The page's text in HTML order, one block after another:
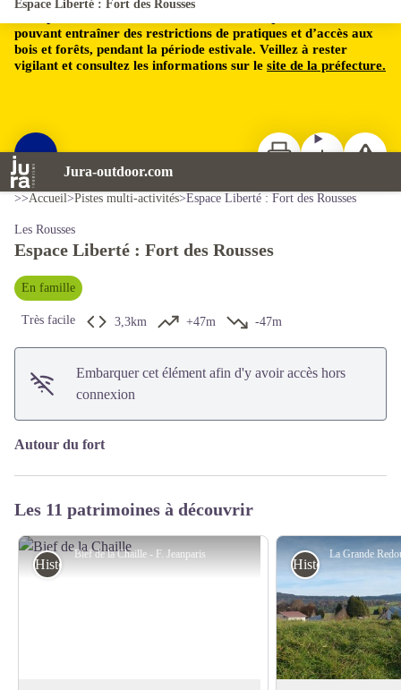
pouvant entraîner des restrictions de pratiques et d’accès aux
bois et forêts, pendant la période estivale. Veillez à rester
vigilant et consultez les informations sur le site de la préfecture.
Jura-outdoor.com
Espace Liberté : Fort des Rousses
ImprimerTéléchargerSignaler
>>Accueil>Pistes multi-activités>Espace Liberté : Fort des Rousses
Les Rousses
Espace Liberté : Fort des Rousses
En famille
Très facile 3,3km +47m -47m
Embarquer cet élément afin d'y avoir accès hors
connexion
Autour du fort
Les 11 patrimoines à découvrir
Bief de la Chaille - F. Jeanparis
Histoire et Patrimoine Histoire et